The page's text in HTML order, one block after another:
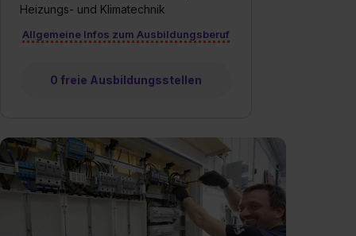
Heizungs- und Klimatechnik
Allgemeine Infos zum Ausbildungsberuf
0 freie Ausbildungsstellen